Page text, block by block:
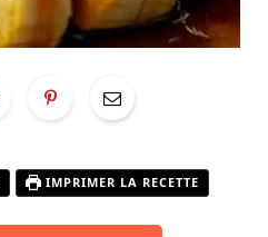
IMPRIMER LA RECETTE